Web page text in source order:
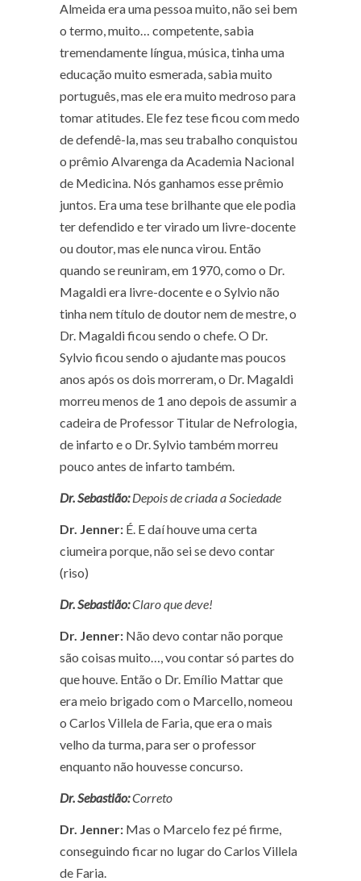
Almeida era uma pessoa muito, não sei bem
o termo, muito… competente, sabia
tremendamente língua, música, tinha uma
educação muito esmerada, sabia muito
português, mas ele era muito medroso para
tomar atitudes. Ele fez tese ficou com medo
de defendê-la, mas seu trabalho conquistou
o prêmio Alvarenga da Academia Nacional
de Medicina. Nós ganhamos esse prêmio
juntos. Era uma tese brilhante que ele podia
ter defendido e ter virado um livre-docente
ou doutor, mas ele nunca virou. Então
quando se reuniram, em 1970, como o Dr.
Magaldi era livre-docente e o Sylvio não
tinha nem título de doutor nem de mestre, o
Dr. Magaldi ficou sendo o chefe. O Dr.
Sylvio ficou sendo o ajudante mas poucos
anos após os dois morreram, o Dr. Magaldi
morreu menos de 1 ano depois de assumir a
cadeira de Professor Titular de Nefrologia,
de infarto e o Dr. Sylvio também morreu
pouco antes de infarto também.
Dr. Sebastião:Depois de criada a Sociedade
Dr. Jenner: É. E daí houve uma certa
ciumeira porque, não sei se devo contar
(riso)
Dr. Sebastião:Claro que deve!
Dr. Jenner: Não devo contar não porque
são coisas muito…, vou contar só partes do
que houve. Então o Dr. Emílio Mattar que
era meio brigado com o Marcello, nomeou
o Carlos Villela de Faria, que era o mais
velho da turma, para ser o professor
enquanto não houvesse concurso.
Dr. Sebastião:Correto
Dr. Jenner: Mas o Marcelo fez pé firme,
conseguindo ficar no lugar do Carlos Villela
de Faria.